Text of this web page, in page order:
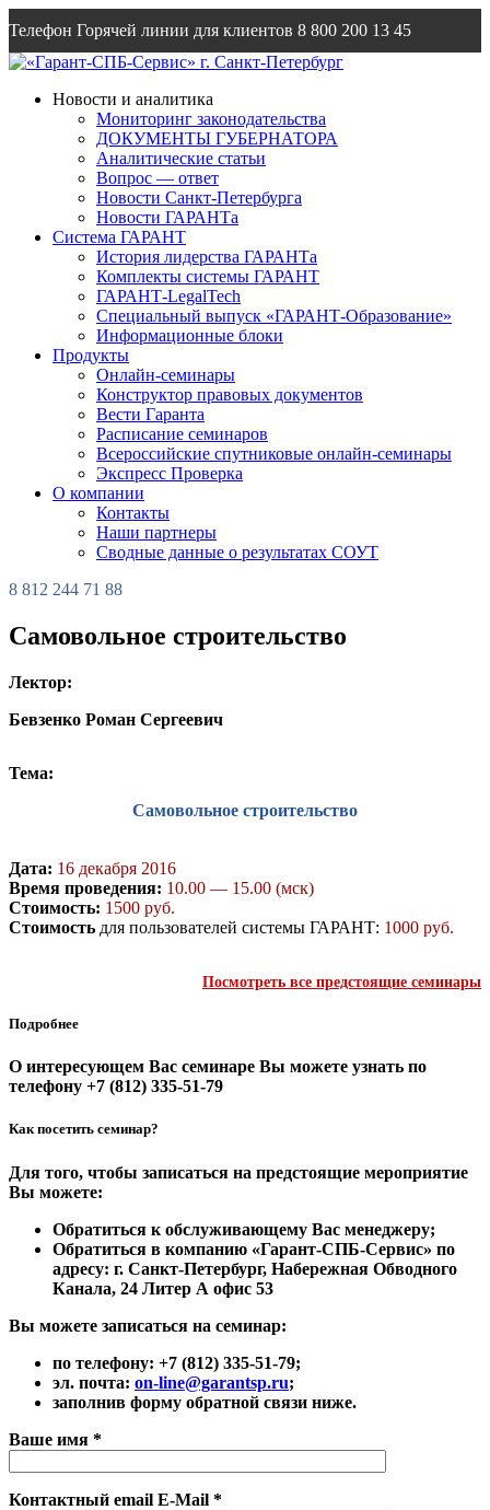
Телефон Горячей линии для клиентов 8 800 200 13 45
Emailinfo@garantsp.ru
Новости и аналитика
Мониторинг законодательства
ДОКУМЕНТЫ ГУБЕРНАТОРА
Аналитические статьи
Вопрос — ответ
Новости Санкт-Петербурга
Новости ГАРАНТа
Система ГАРАНТ
История лидерства ГАРАНТа
Комплекты системы ГАРАНТ
ГАРАНТ-LegalTech
Специальный выпуск «ГАРАНТ-Образование»
Информационные блоки
Продукты
Онлайн-семинары
Конструктор правовых документов
Вести Гаранта
Расписание семинаров
Всероссийские спутниковые онлайн-семинары
Экспресс Проверка
О компании
Контакты
Наши партнеры
Сводные данные о результатах СОУТ
8 812 244 71 88
Самовольное строительство
Лектор:
Бевзенко Роман Сергеевич
Тема:
Самовольное строительство
Дата: 16 декабря 2016
Время проведения: 10.00 — 15.00 (мск)
Стоимость: 1500 руб.
Стоимость для пользователей системы ГАРАНТ: 1000 руб.
Посмотреть все предстоящие семинары
Подробнее
О интересующем Вас семинаре Вы можете узнать по
телефону +7 (812) 335-51-79
Как посетить семинар?
Для того, чтобы записаться на предстоящие мероприятие
Вы можете:
Обратиться к обслуживающему Вас менеджеру;
Обратиться в компанию «Гарант-СПБ-Сервис» по
адресу: г. Санкт-Петербург, Набережная Обводного
Канала, 24 Литер А офис 53
Вы можете записаться на семинар:
по телефону: +7 (812) 335-51-79;
эл. почта: on-line@garantsp.ru;
заполнив форму обратной связи ниже.
Ваше имя *
Контактный email E-Mail *